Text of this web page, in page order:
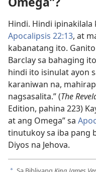
Hindi. Hindi ipinakilala
Apocalipsis 22:13, at
kabanatang ito.
Barclay sa bahaging
hindi ito isinulat ayon
karaniwan na,
nagsasalita.” (The
Edition, pahina 223)
at ang Omega” sa
tinutukoy sa iba pang
Diyos na Jehova.